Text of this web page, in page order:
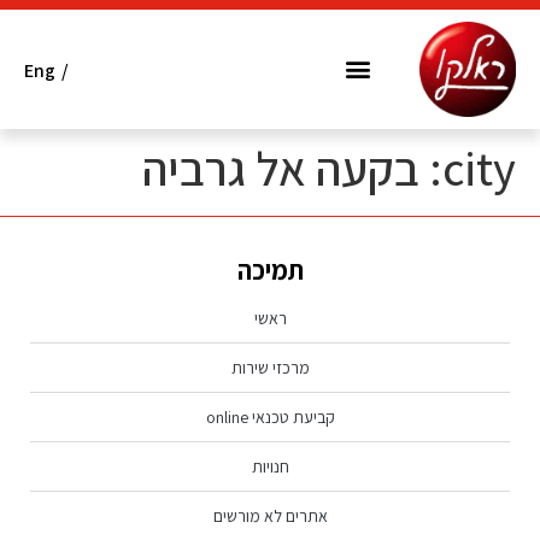
/
Eng
city: בקעה אל גרביה
תמיכה
ראשי
מרכזי שירות
קביעת טכנאי online
חנויות
אתרים לא מורשים